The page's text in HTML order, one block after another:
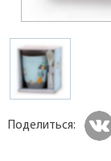
Поделиться: